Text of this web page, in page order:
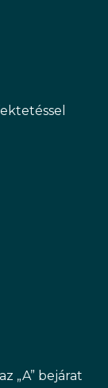
„A” bejárat